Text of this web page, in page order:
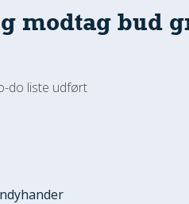
modtag bud
do liste udført